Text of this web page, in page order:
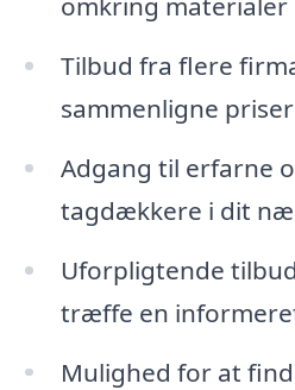
Tilbud fra flere
sammenligne
Adgang til erfarne
tagdækkere i dit
Uforpligtende
træffe en
Mulighed for at